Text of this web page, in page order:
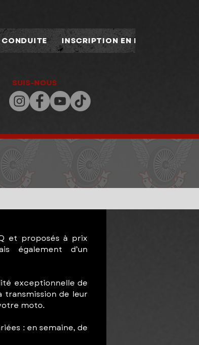
INSCRIPTION EN LIGNE
SUIS-NOUS
et proposés à prix
également d’un
exceptionnelle de
transmission de leur
moto.
: en semaine, de